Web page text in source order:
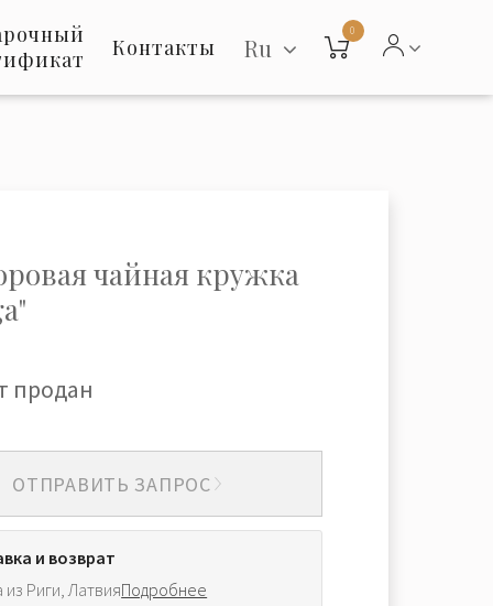
Контакты Ru
0
чайная кружка
продан
ОТПРАВИТЬ ЗАПРОС
и возврат
Риги, ЛатвияПодробнее